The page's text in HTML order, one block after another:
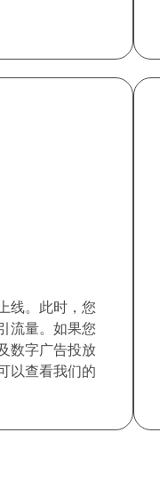
线。此时，您
流量。如果您
数字广告投放
以查看我们的